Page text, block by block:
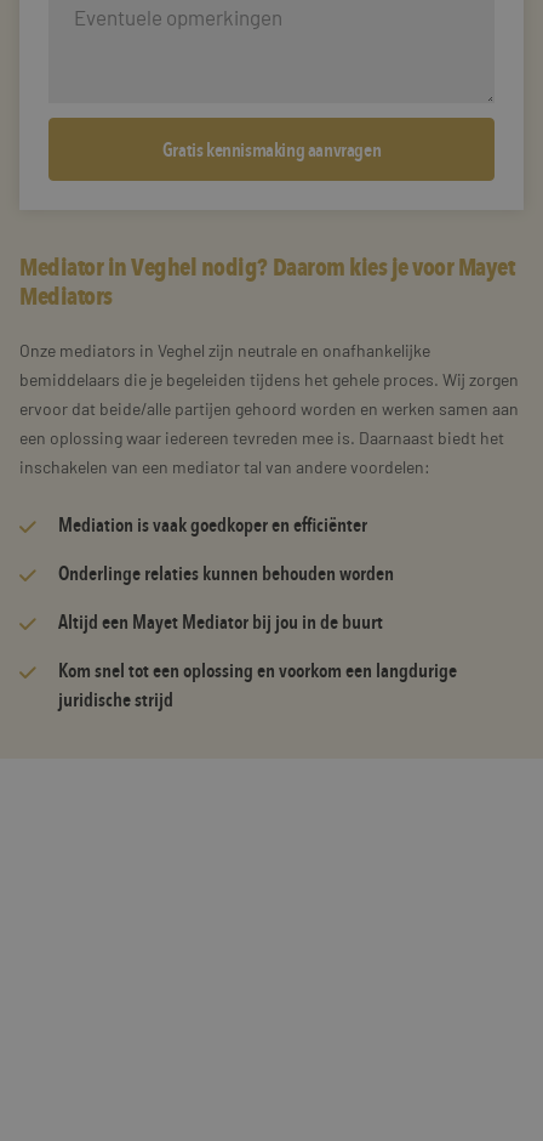
Mediator in Veghel nodig? Daarom kies je voor Mayet
Mediators
Onze mediators in Veghel zijn neutrale en onafhankelijke
bemiddelaars die je begeleiden tijdens het gehele proces. Wij zorgen
ervoor dat beide/alle partijen gehoord worden en werken samen aan
een oplossing waar iedereen tevreden mee is. Daarnaast biedt het
inschakelen van een mediator tal van andere voordelen:
Mediation is vaak goedkoper en efficiënter
Onderlinge relaties kunnen behouden worden
Altijd een Mayet Mediator bij jou in de buurt
Kom snel tot een oplossing en voorkom een langdurige
juridische strijd